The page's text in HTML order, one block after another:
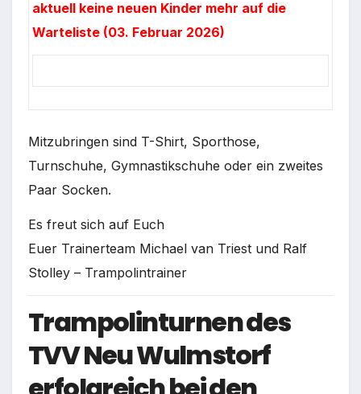
aktuell keine neuen Kinder mehr auf die
Warteliste (03. Februar 2026)
Mitzubringen sind T-Shirt, Sporthose,
Turnschuhe, Gymnastikschuhe oder ein zweites
Paar Socken.
Es freut sich auf Euch
Euer Trainerteam Michael van Triest und Ralf
Stolley – Trampolintrainer
Trampolinturnen des
TVV Neu Wulmstorf